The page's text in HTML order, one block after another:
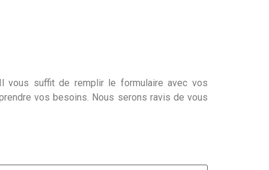
vous suffit de remplir le formulaire avec vos
vos besoins. Nous serons ravis de vous